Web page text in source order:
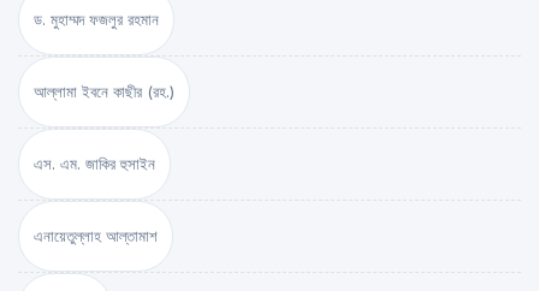
ড. মুহাম্মদ ফজলুর রহমান
আল্লামা ইবনে কাছীর (রহ.)
এস. এম. জাকির হুসাইন
এনায়েতুল্লাহ আল্‌তামাশ